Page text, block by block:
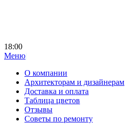
18:00
Меню|
О компании
Архитекторам и дизайнерам
Доставка и оплата
Таблица цветов
Отзывы
Советы по ремонту